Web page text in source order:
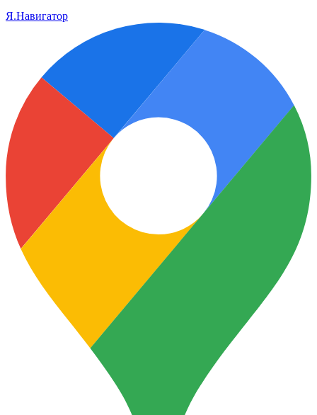
Я.Навигатор